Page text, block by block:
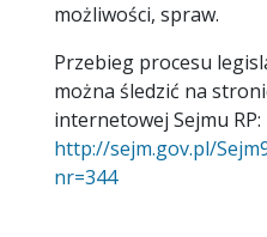
możliwości, spraw.
Przebieg procesu
można śledzić na
internetowej Sejmu RP:
http://sejm.gov.pl/
nr=344